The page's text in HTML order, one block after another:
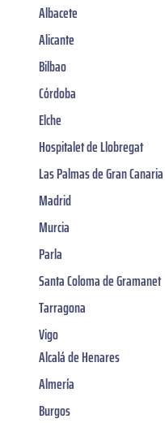
Albacete
Alicante
Bilbao
Córdoba
Elche
Hospitalet de Llobregat
Las Palmas de Gran Canaria
Madrid
Murcia
Parla
Santa Coloma de Gramanet
Tarragona
Vigo
Alcalá de Henares
Almería
Burgos